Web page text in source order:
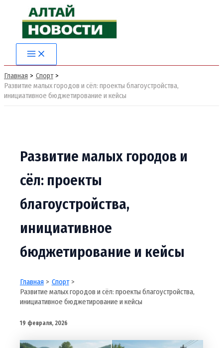
содержимому
Main
Menu
Главная
Спорт
Развитие малых городов и сёл: проекты благоустройства,
инициативное бюджетирование и кейсы
Развитие малых городов и
сёл: проекты
благоустройства,
инициативное
бюджетирование и кейсы
Главная
Спорт
Развитие малых городов и сёл: проекты благоустройства,
инициативное бюджетирование и кейсы
19 февраля, 2026